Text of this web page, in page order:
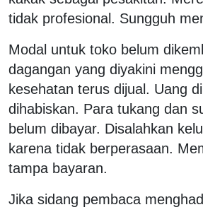
tidak profesional. Sungguh
Modal untuk toko belum
dagangan yang diyakini
kesehatan terus dijual. Uang
dihabiskan. Para tukang dan
belum dibayar. Disalahkan
karena tidak berperasaan.
tampa bayaran.
Jika sidang pembaca